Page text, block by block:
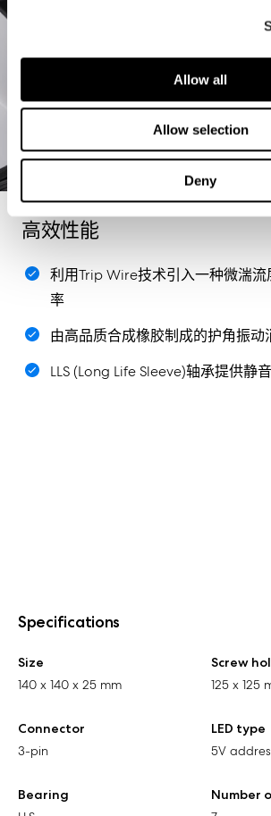
Allow all
Allow selection
Deny
高效性能
利用Trip Wire技术引入一种微湍
率
由高品质合成橡胶制成的护角振动
LLS (Long Life Sleeve)轴承提供静
Specifications
Size
140 x 140 x 25 mm
Screw
125 x 125
Connector
3-pin
LED type
5V
Bearing
Number